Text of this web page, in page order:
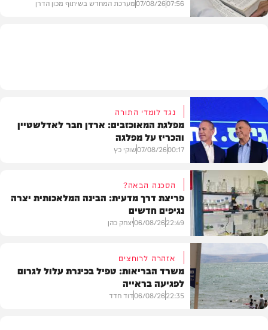
07:56
07/08/26מערכת המחדש בשיתוף מכון הדרן
פוליטי
נגד לומדי התורה
מפלגת המאוכזבים: ארדן חבר לאדלשטיין
והכריז על מפלגה
00:17
07/08/26שוקי כץ
בריאות
הסכנה הבאה?
פריצת דרך מדעית: הבינה המלאכותית יצרה
נגיפים חדשים
22:49
06/08/26יצחק כהן
אזהרה לרוחצים
משרד הבריאות: טפיל בכינרת עלול לגרום
לפגיעה בראייה
22:35
06/08/26דוד חדד